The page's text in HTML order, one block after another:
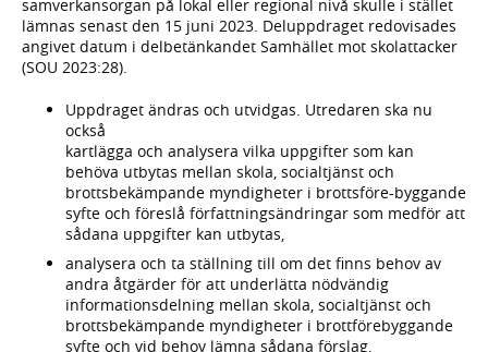
samverkansorgan på lokal eller regional nivå skulle i stället
lämnas senast den 15 juni 2023. Deluppdraget redovisades
angivet datum i delbetänkandet Samhället mot skolattacker
(SOU 2023:28).
Uppdraget ändras och utvidgas. Utredaren ska nu
också
kartlägga och analysera vilka uppgifter som kan
behöva utbytas mellan skola, socialtjänst och
brottsbekämpande myndigheter i brottsföre-byggande
syfte och föreslå författningsändringar som medför att
sådana uppgifter kan utbytas,
analysera och ta ställning till om det finns behov av
andra åtgärder för att underlätta nödvändig
informationsdelning mellan skola, socialtjänst och
brottsbekämpande myndigheter i brottförebyggande
syfte och vid behov lämna sådana förslag,